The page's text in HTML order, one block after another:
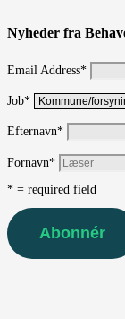
Nyheder fra
Email Address*
Job*
Efternavn*
Fornavn*
* = required field